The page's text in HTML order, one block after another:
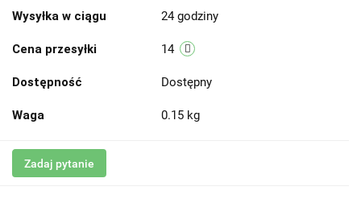
Wysyłka w ciągu 24 godziny
Cena przesyłki 14
Dostępność Dostępny
Waga 0.15 kg
Zadaj pytanie